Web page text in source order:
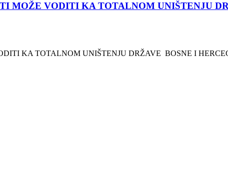
MOŽE VODITI KA TOTALNOM UNIŠTENJU
KA TOTALNOM UNIŠTENJU DRŽAVE BOSNE I